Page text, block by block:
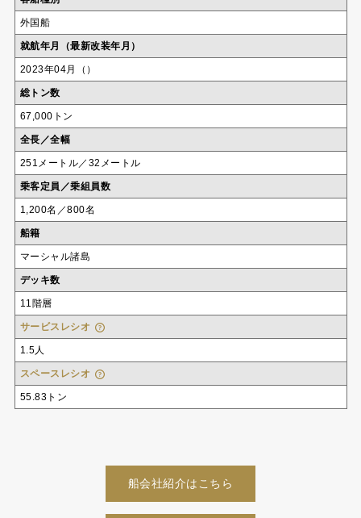
外国船
就航年月（最新改装年月）
2023年04月（）
総トン数
67,000トン
全長／全幅
251メートル／32メートル
乗客定員／乗組員数
1,200名／800名
船籍
マーシャル諸島
デッキ数
11階層
サービスレシオ
1.5人
スペースレシオ
55.83トン
船会社紹介はこちら